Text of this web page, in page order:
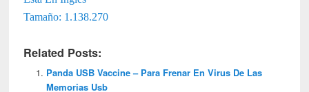
Tamaño: 1.138.270
Related Posts:
Panda USB Vaccine – Para Frenar En Virus De Las
Memorias Usb